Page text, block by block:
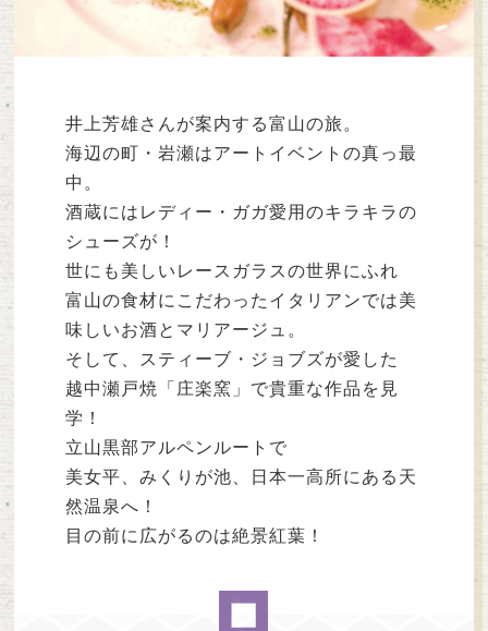
井上芳雄さんが案内する富山の旅。
海辺の町・岩瀬はアートイベントの真っ最
中。
酒蔵にはレディー・ガガ愛用のキラキラの
シューズが！
世にも美しいレースガラスの世界にふれ
富山の食材にこだわったイタリアンでは美
味しいお酒とマリアージュ。
そして、スティーブ・ジョブズが愛した
越中瀬戸焼「庄楽窯」で貴重な作品を見
学！
立山黒部アルペンルートで
美女平、みくりが池、日本一高所にある天
然温泉へ！
目の前に広がるのは絶景紅葉！